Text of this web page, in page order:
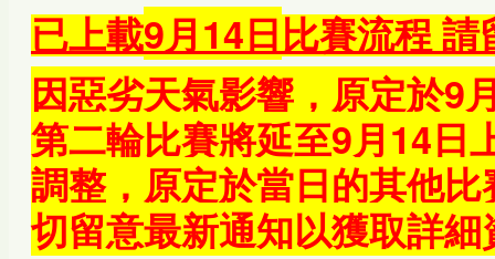
已上載9月14日 比賽流程
因惡劣天氣影響，原定於9
第二輪比賽將延至9月14日
調整，原定於當日的其他
切留意最新通知以獲取詳